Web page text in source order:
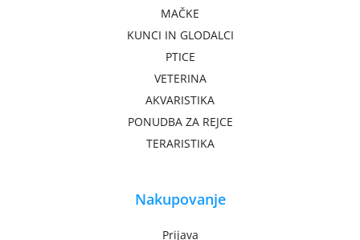
MAČKE
KUNCI IN GLODALCI
PTICE
VETERINA
AKVARISTIKA
PONUDBA ZA REJCE
TERARISTIKA
Nakupovanje
Prijava